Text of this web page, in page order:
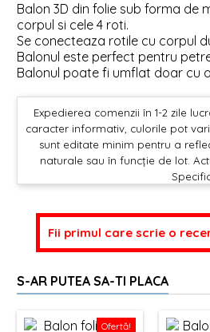
Balon 3D din folie sub forma de
corpul si cele 4 roti.
Se conecteaza rotile cu corpul
Balonul este perfect pentru
Balonul poate fi umflat doar cu
Expedierea comenzii în 1-2 zile
caracter informativ, culorile pot
sunt editate minim pentru a
naturale sau în funcție de lot.
Fii primul care scrie o
S-AR PUTEA SA-TI PLACA
Ofertă!